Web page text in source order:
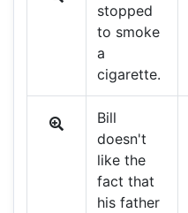
stopped
to smoke
a
cigarette.
Bill
doesn't
like the
fact that
his father